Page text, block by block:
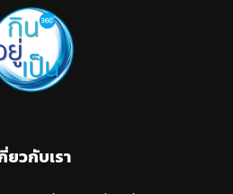
ยวกับเรา